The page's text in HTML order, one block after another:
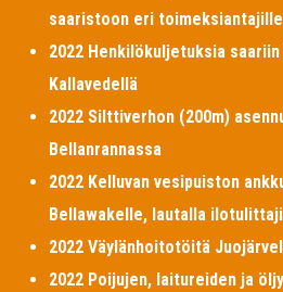
saaristoon eri toimeksiantajille
2022 Henkilökuljetuksia
Kallavedellä
2022 Silttiverhon (200m)
Bellanrannassa
2022 Kelluvan vesipuiston
Bellawakelle, lautalla
2022 Väylänhoitotöitä
2022 Poijujen, laitureiden ja